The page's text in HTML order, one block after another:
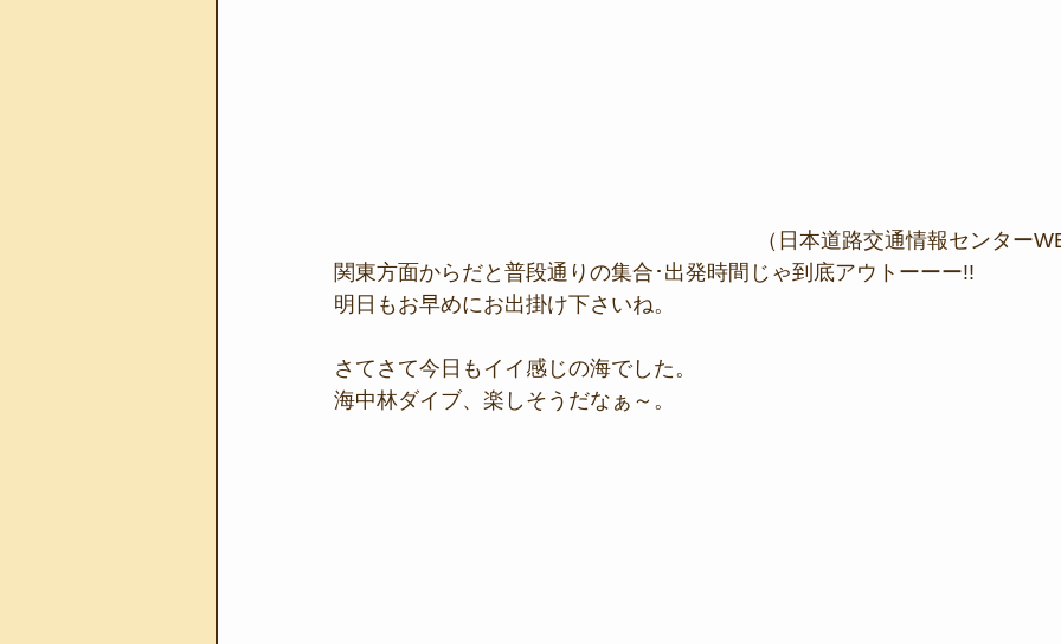
（日本道路交通情報センター
関東方面からだと普段通りの集合･出発時間じゃ到底アウトーーー!!
明日もお早めにお出掛け下さいね。
さてさて今日もイイ感じの海でした。
海中林ダイブ、楽しそうだなぁ～。